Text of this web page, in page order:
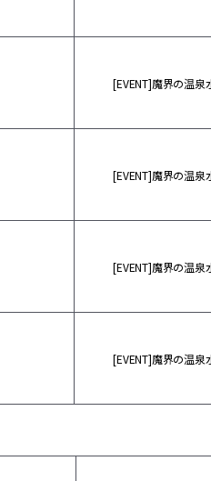
[EVENT]魔界の温泉
[EVENT]魔界の温泉
[EVENT]魔界の温泉
[EVENT]魔界の温泉